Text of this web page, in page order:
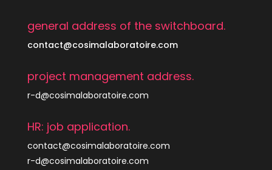
general address of the switchboard.
contact@cosimalaboratoire.com
project management address.
r-d@cosimalaboratoire.com
HR: job application.
contact@cosimalaboratoire.com
r-d@cosimalaboratoire.com